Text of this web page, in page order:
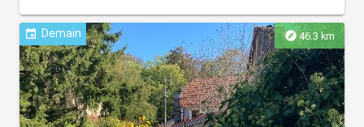
militaires du XIXe siècle font partis des collections du
Musée. Ceux-ci ont été restaurés pendant l'année 2023.
Cette nouvelle présentation les met à l'honneur et donne
l'occasion de (re)découvrir ces personnages qui ont
marqué l'histoire de Pontarlier et d'admirer le travail de
restauration.
explore46.3 km
event Demain